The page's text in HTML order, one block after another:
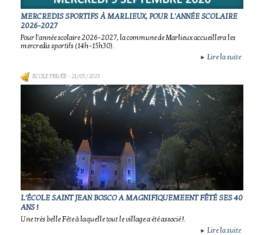
MERCREDIS SPORTIFS À MARLIEUX, POUR L'ANNÉE SCOLAIRE
2026-2027
Pour l'année scolaire 2026-2027, la commune de Marlieux accueillera les
mercredis sportifs (14h-15h30).
► Lire la suite
ECOLE PRIVÉE- 21/05/2023
L'ÉCOLE SAINT JEAN BOSCO A MAGNIFIQUEMEENT FÊTÉ SES 40
ANS !
Une très belle Fête à laquelle tout le village a été associé !.
► Lire la suite